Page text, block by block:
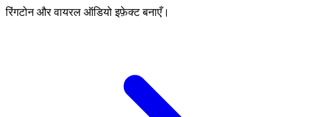
रिंगटोन और वायरल ऑडियो इफ़ेक्ट बनाएँ।